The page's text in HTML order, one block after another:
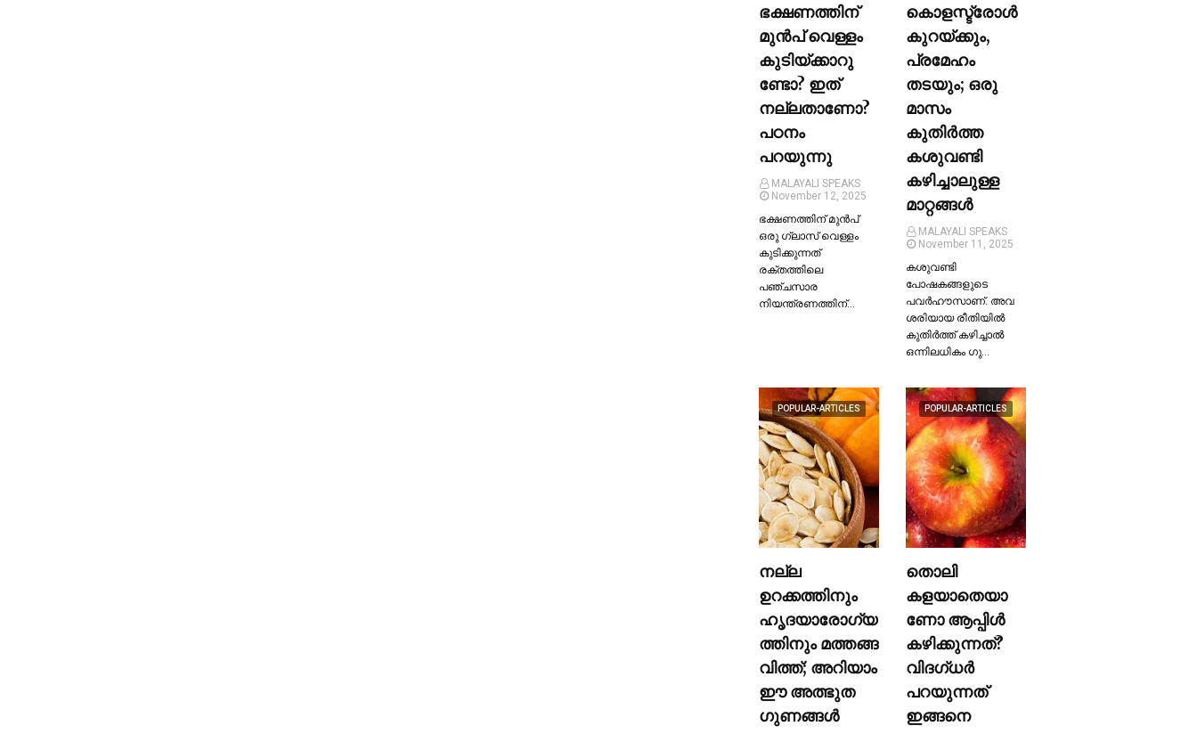
ഭക്ഷണത്തിന്
മുന്‍പ് വെള്ളം
കുടിയ്ക്കാറു
ണ്ടോ? ഇത്
നല്ലതാണോ?
പഠനം
പറയുന്നു
MALAYALI SPEAKS
November 12, 2025
ഭക്ഷണത്തിന് മുന്‍പ്
ഒരു ഗ്ലാസ് വെള്ളം
കുടിക്കുന്നത്
രക്തത്തിലെ
പഞ്ചസാര
നിയന്ത്രണത്തിന്…
കൊളസ്ട്രോള്‍
കുറയ്ക്കും,
പ്രമേഹം
തടയും; ഒരു
മാസം
കുതിര്‍ത്ത
കശുവണ്ടി
കഴിച്ചാലുള്ള
മാറ്റങ്ങള്‍
MALAYALI SPEAKS
November 11, 2025
കശുവണ്ടി
പോഷകങ്ങളുടെ
പവർഹൗസാണ്. അവ
ശരിയായ രീതിയില്‍
കുതിർത്ത് കഴിച്ചാല്‍
ഒന്നിലധികം ഗു…
POPULAR-ARTICLES
നല്ല
ഉറക്കത്തിനും
ഹൃദയാരോഗ്യ
ത്തിനും മത്തങ്ങ
വിത്ത്; അറിയാം
ഈ അത്ഭുത
ഗുണങ്ങള്‍
POPULAR-ARTICLES
തൊലി
കളയാതെയാ
ണോ ആപ്പിള്‍
കഴിക്കുന്നത്?
വിദഗ്ധര്‍
പറയുന്നത്
ഇങ്ങനെ